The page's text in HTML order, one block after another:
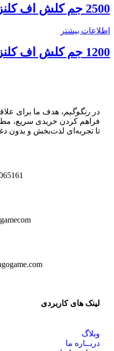
2500 جم کلش اف کلنز
اطلاعات بیشتر
1200 جم کلش اف کلنز
در رنگوگیم، هدف ما برای
فراهم کردن خریدی سریع،
تا تجربه‌ای لذت‌بخش و بدون
لینک های کاربردی
وبلاگ
دربــاره ما